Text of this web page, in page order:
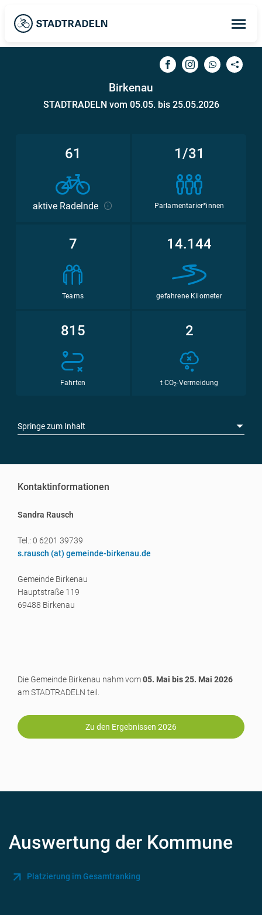
Birkenau
STADTRADELN vom 05.05. bis 25.05.2026
61
aktive Radelnde
1/31
Parlamentarier*innen
7
Teams
14.144
gefahrene Kilometer
815
Fahrten
2
t CO2-Vermeidung
Springe zum Inhalt
Kontaktinformationen
Sandra Rausch
Tel.: 0 6201 39739
s.rausch (at) gemeinde-birkenau.de
Gemeinde Birkenau
Hauptstraße 119
69488 Birkenau
Die Gemeinde Birkenau nahm vom05. Mai bis 25. Mai 2026
am STADTRADELN teil.
Zu den Ergebnissen 2026
Auswertung der Kommune
Platzierung im Gesamtranking